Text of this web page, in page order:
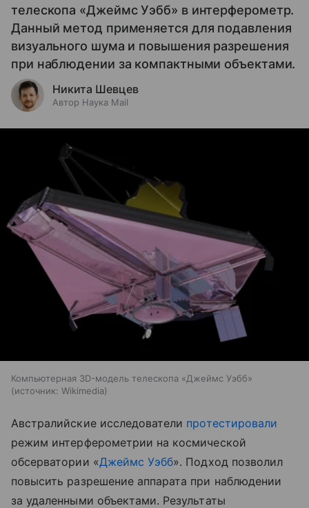
телескопа «Джеймс Уэбб» в интерферометр.
Данный метод применяется для подавления
визуального шума и повышения разрешения
при наблюдении за компактными объектами.
Никита Шевцев
Автор Наука Mail
Компьютерная 3D-модель телескопа «Джеймс Уэбб»
источник: Wikimedia
Австралийские исследователи протестировали
режим интерферометрии на космической
обсерватории «Джеймс Уэбб». Подход позволил
повысить разрешение аппарата при наблюдении
за удаленными объектами. Результаты